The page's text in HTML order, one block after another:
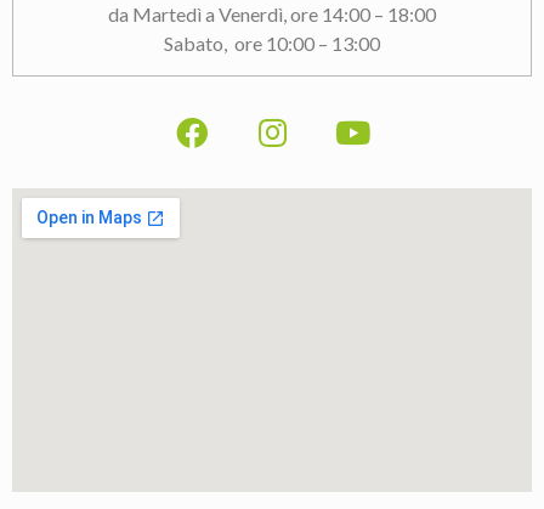
da Martedì a Venerdì, ore 14:00 – 18:00
Sabato, ore 10:00 – 13:00